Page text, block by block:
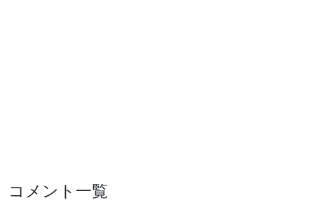
コメント一覧